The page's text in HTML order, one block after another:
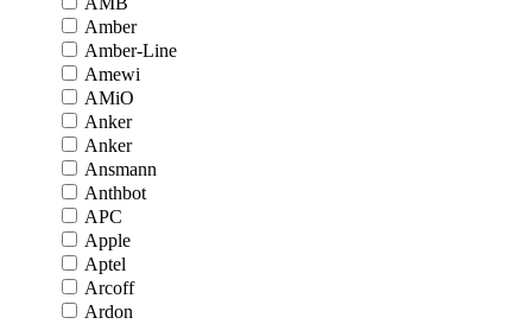
Amber
Amber-Line
Amewi
AMiO
Anker
Anker
Ansmann
Anthbot
APC
Apple
Aptel
Arcoff
Ardon